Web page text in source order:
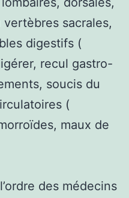
sacrales,
digestifs (
recul gastro-
soucis du
(
maux de
des médecins